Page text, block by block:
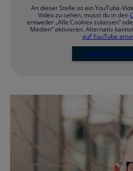
An dieser Stelle ist ein YouTube-
Video zu sehen, musst du in den
entweder „Alle Cookies zulassen“
Medien“ aktivieren. Alternativ
auf YouTube
Cookie-